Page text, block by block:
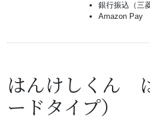
銀行振込（三
Amazon Pay
はんけしくん
ードタイプ）